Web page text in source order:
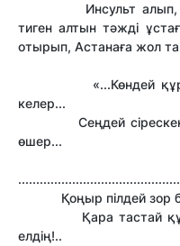
Инсульт алып, қол
тиген алтын тәжді
отырып, Астанаға жол
«...Көндей
келер...
Сеңдей сірескен
өшер...
Қоңыр пілдей зор
Қара тастай құр
елдің!..